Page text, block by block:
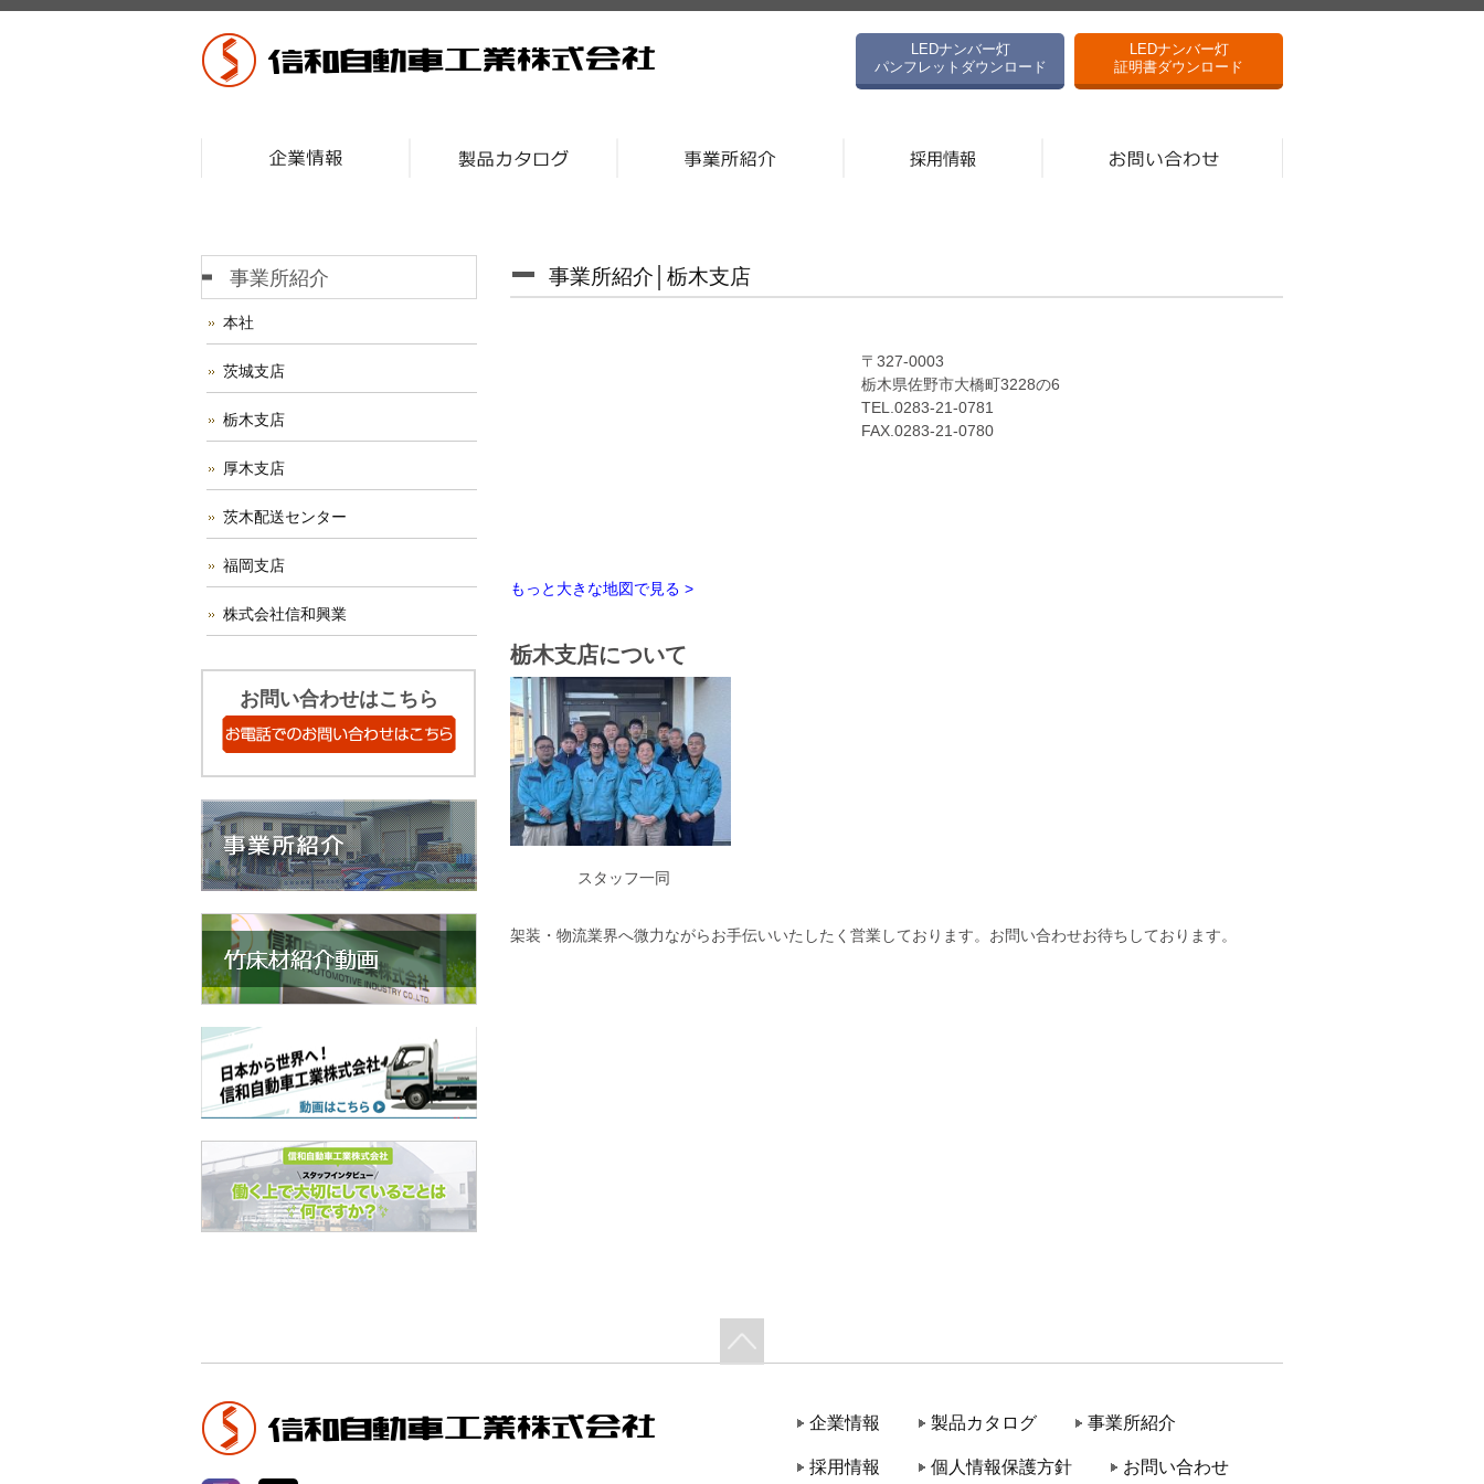
LEDナンバー灯
証明書ダウンロード
LEDナンバー灯
パンフレットダウンロード
事業所紹介│栃木支店
もっと大きな地図で見る >
〒327-0003
栃木県佐野市大橋町3228の6
TEL.0283-21-0781
FAX.0283-21-0780
栃木支店について
スタッフ一同
架装・物流業界へ微力ながらお手伝いいたしたく営業しております。お問い合わせお待ちしております。
事業所紹介
本社
茨城支店
栃木支店
厚木支店
茨木配送センター
福岡支店
株式会社信和興業
お問い合わせはこちら
企業情報 製品カタログ 事業所紹介
採用情報 個人情報保護方針 お問い合わせ